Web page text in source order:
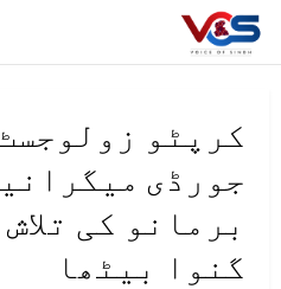
کرپٹو
جورڈی
برمانو کی
گنوا بیٹھا